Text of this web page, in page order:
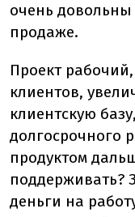
очень довольны
продаже.
Проект
клиентов,
клиентскую
долгосрочного
продуктом
поддерживать?
деньги на